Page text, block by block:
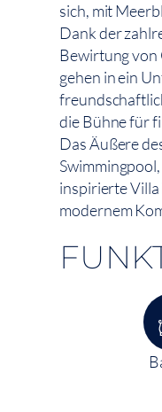
sich, mit
Dank der
Bewirtung von
gehen in ein
die Bühne für
Das Äußere
inspirierte
modernem